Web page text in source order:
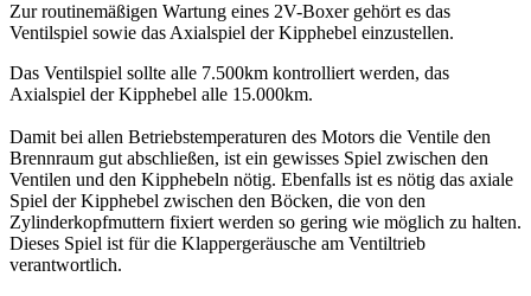
Zur routinemäßigen Wartung eines 2V-Boxer gehört es das
Ventilspiel sowie das Axialspiel der Kipphebel einzustellen.
Das Ventilspiel sollte alle 7.500km kontrolliert werden, das
Axialspiel der Kipphebel alle 15.000km.
Damit bei allen Betriebstemperaturen des Motors die Ventile den
Brennraum gut abschließen, ist ein gewisses Spiel zwischen den
Ventilen und den Kipphebeln nötig. Ebenfalls ist es nötig das axiale
Spiel der Kipphebel zwischen den Böcken, die von den
Zylinderkopfmuttern fixiert werden so gering wie möglich zu halten.
Dieses Spiel ist für die Klappergeräusche am Ventiltrieb
verantwortlich.